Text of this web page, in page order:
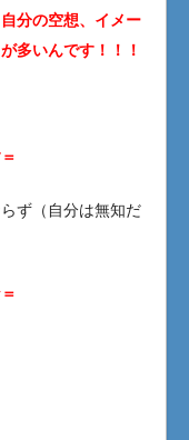
分の空想、イメー
多いんです！！！
ず（自分は無知だ